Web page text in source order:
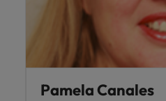
Pamela Canales